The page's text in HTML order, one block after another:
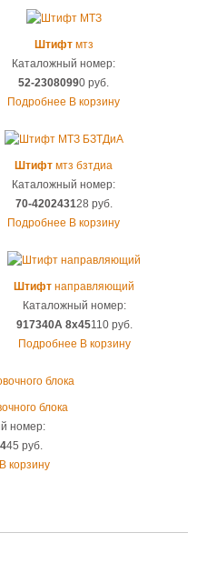
Штифтмтз
Каталожный номер:
52-23080990 руб.
Подробнее В корзину
Штифт мтз бзтдиа
Каталожный номер:
70-420243128 руб.
Подробнее В корзину
Штифт направляющий
Каталожный номер:
917340А 8х45110 руб.
Подробнее В корзину
блока
номер:
45 руб.
В корзину